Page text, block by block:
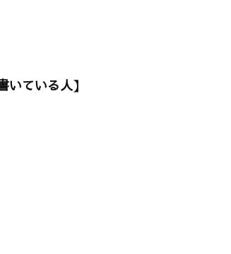
いている人】